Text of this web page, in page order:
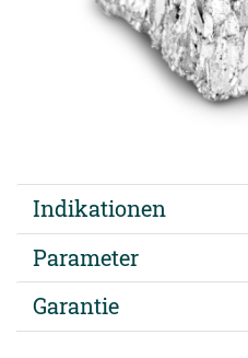
Indikationen
Parameter
Garantie